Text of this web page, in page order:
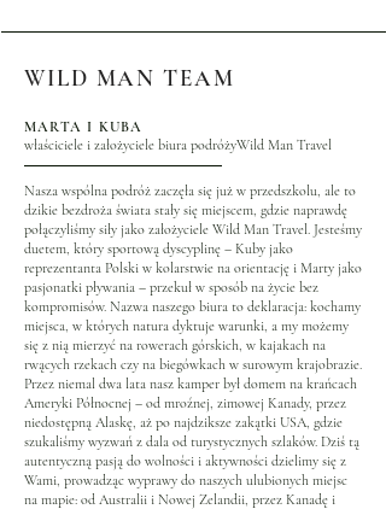
WILD MAN TEAM
MARTA I KUBA
właściciele i założyciele biura podróżyWild Man Travel
Nasza wspólna podróż zaczęła się już w przedszkolu, ale to
dzikie bezdroża świata stały się miejscem, gdzie naprawdę
połączyliśmy siły jako założyciele Wild Man Travel. Jesteśmy
duetem, który sportową dyscyplinę – Kuby jako
reprezentanta Polski w kolarstwie na orientację i Marty jako
pasjonatki pływania – przekuł w sposób na życie bez
kompromisów. Nazwa naszego biura to deklaracja: kochamy
miejsca, w których natura dyktuje warunki, a my możemy
się z nią mierzyć na rowerach górskich, w kajakach na
rwących rzekach czy na biegówkach w surowym krajobrazie.
Przez niemal dwa lata nasz kamper był domem na krańcach
Ameryki Północnej – od mroźnej, zimowej Kanady, przez
niedostępną Alaskę, aż po najdziksze zakątki USA, gdzie
szukaliśmy wyzwań z dala od turystycznych szlaków. Dziś tą
autentyczną pasją do wolności i aktywności dzielimy się z
Wami, prowadząc wyprawy do naszych ulubionych miejsc
na mapie: od Australii i Nowej Zelandii, przez Kanadę i